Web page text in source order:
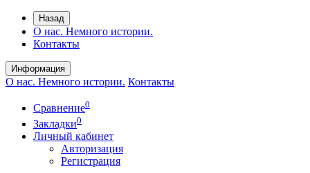
Назад
О нас. Немного истории.
Контакты
Информация
О нас. Немного истории. Контакты
Сравнение0
Закладки0
Личный кабинет
Авторизация
Регистрация